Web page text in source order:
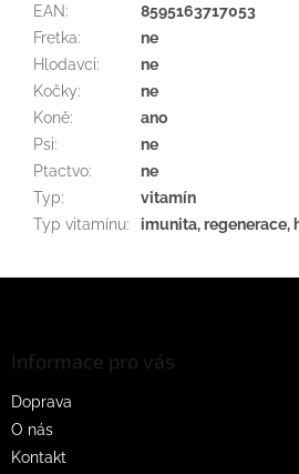
EAN:
8595163717053
Fretka:
ne
Hlodavci:
ne
Kočky:
ne
Koně:
ano
Psi:
ne
Ptactvo:
ne
Typ:
vitamín
Typ vitamínu: imunita, regenerace,
Informace pro vás
Doprava
O nás
Kontakt